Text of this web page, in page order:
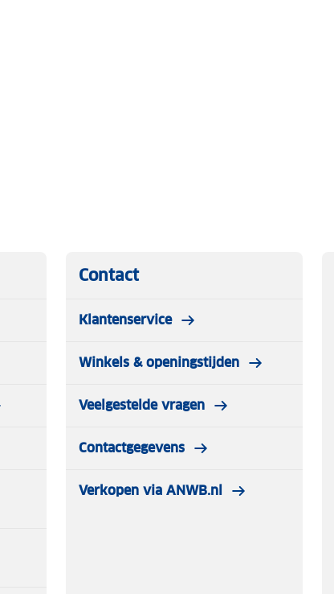
Contact
Klantenservice
Winkels & openingstijden
Veelgestelde vragen
Contactgegevens
Verkopen via ANWB.nl